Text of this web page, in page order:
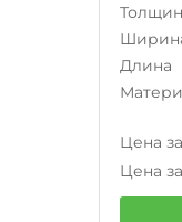
Длина
Цена
Цена